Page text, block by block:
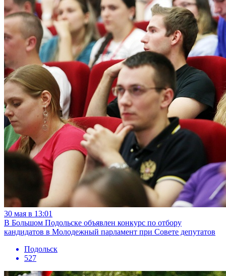
30 мая в 13:01
В Большом Подольске объявлен конкурс по отбору
кандидатов в Молодежный парламент при Совете депутатов
Подольск
527